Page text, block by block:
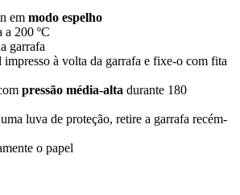
em modo espelho
a 200 ºC
garrafa
impresso à volta da garrafa e fixe-o com fita
pressão média-alta durante 180
luva de proteção, retire a garrafa recém-
o papel